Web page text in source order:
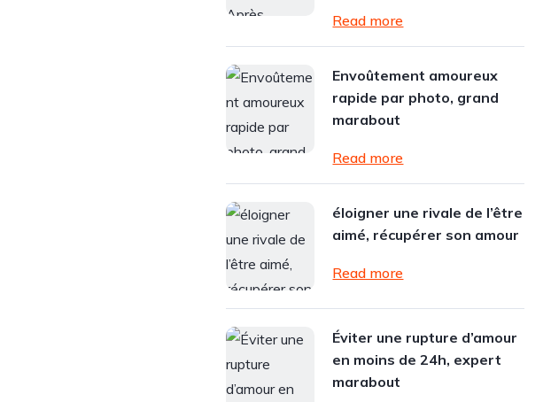
Read more
Envoûtement amoureux
rapide par photo, grand
marabout
Read more
éloigner une rivale de l’être
aimé, récupérer son amour
Read more
Éviter une rupture d’amour
en moins de 24h, expert
marabout